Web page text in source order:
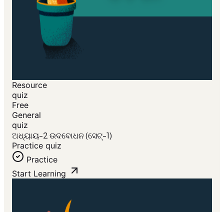
Resource
quiz
Free
General
quiz
ଅଧ୍ୟାୟ-2 ଉଦବୋଧନ (ସେଟ୍-1)
Practice quiz
Practice
Start Learning